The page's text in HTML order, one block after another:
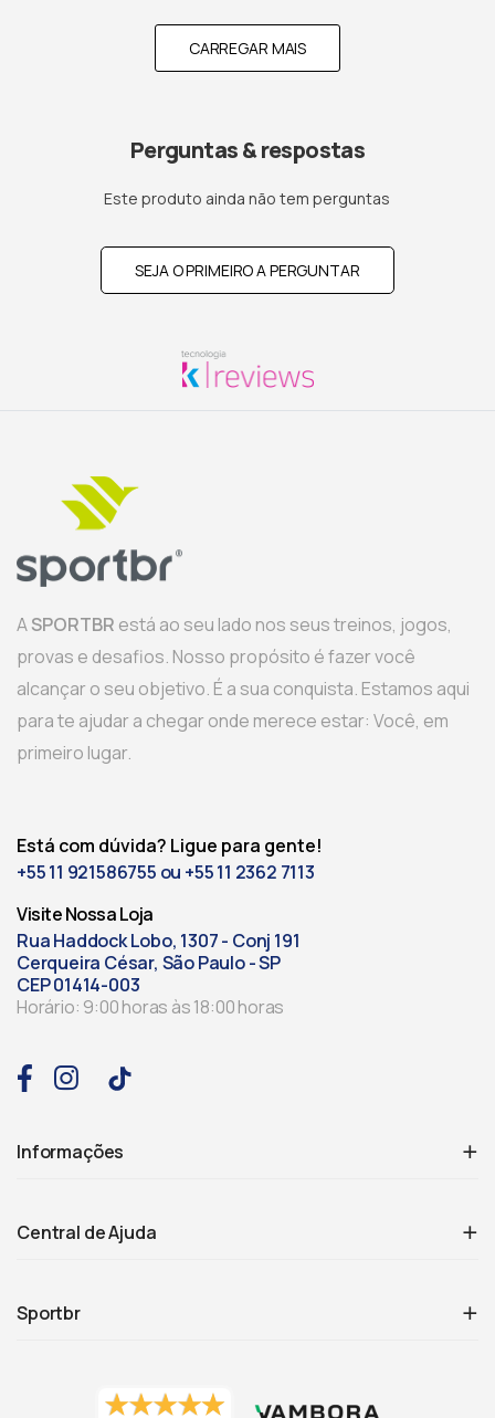
CARREGAR MAIS
Perguntas & respostas
Este produto ainda não tem perguntas
SEJA O PRIMEIRO A PERGUNTAR
ASPORTBR está ao seu lado nos seus treinos, jogos,
provas e desafios. Nosso propósito é fazer você
alcançar o seu objetivo. É a sua conquista. Estamos aqui
para te ajudar a chegar onde merece estar: Você, em
primeiro lugar.
Está com dúvida? Ligue para gente!
+55 11 921586755 ou +55 11 2362 7113
Visite Nossa Loja
Rua Haddock Lobo, 1307 - Conj 191
Cerqueira César, São Paulo - SP
CEP 01414-003
Horário: 9:00 horas às 18:00 horas
Informações
Central de Ajuda
Sportbr